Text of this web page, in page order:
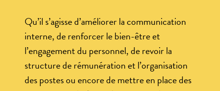
Qu’il s’agisse d’améliorer la communication
interne, de renforcer le bien-être et
l’engagement du personnel, de revoir la
structure de rémunération et l’organisation
des postes ou encore de mettre en place des